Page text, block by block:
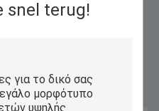
snel terug!